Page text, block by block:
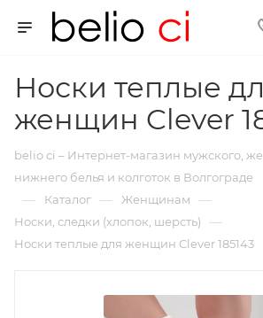
Носки теплые
женщин Clever
belio ci – Интернет-магазин мужского,
нижнего белья и колготок в Волгограде
— Каталог — Женщинам —
Носки, следки (хлопок, шерсть) —
Носки теплые для женщин Clever 185143